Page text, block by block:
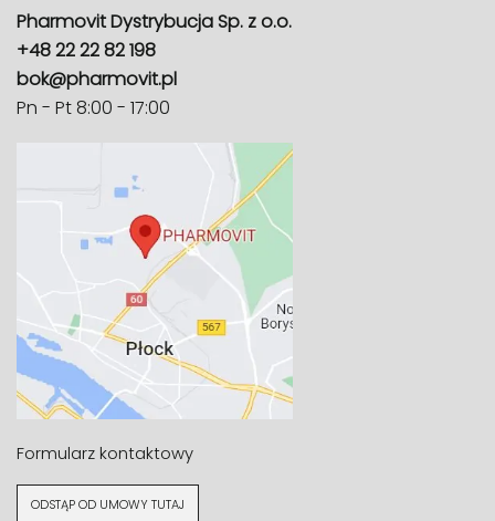
Pharmovit Dystrybucja Sp. z o.o.
+48 22 22 82 198
bok@pharmovit.pl
Pn - Pt 8:00 - 17:00
Formularz kontaktowy
ODSTĄP OD UMOWY TUTAJ